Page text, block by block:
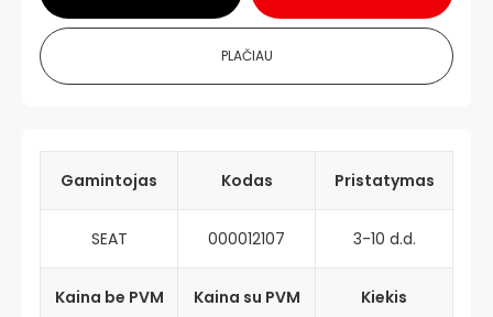
PLAČIAU
Gamintojas Kodas Pristatymas
SEAT 000012107 3-10 d.d.
Kaina be PVM Kaina su PVM Kiekis